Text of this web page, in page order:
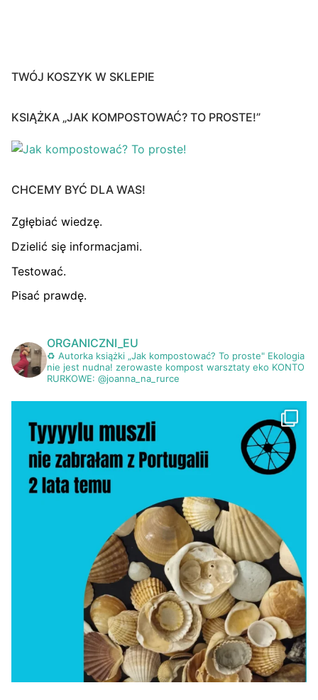
TWÓJ KOSZYK W SKLEPIE
KSIĄŻKA „JAK KOMPOSTOWAĆ? TO PROSTE!”
CHCEMY BYĆ DLA WAS!
Zgłębiać wiedzę.
Dzielić się informacjami.
Testować.
Pisać prawdę.
ORGANICZNI_EU
♻ Autorka książki „Jak kompostować? To proste" Ekologia
nie jest nudna! zerowaste kompost warsztaty eko KONTO
RURKOWE: @joanna_na_rurce